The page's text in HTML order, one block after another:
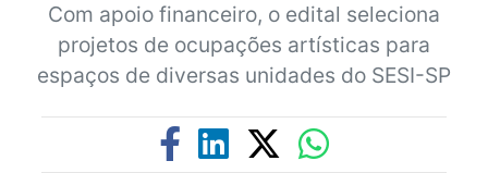
Com apoio financeiro, o edital seleciona
projetos de ocupações artísticas para
espaços de diversas unidades do SESI-SP